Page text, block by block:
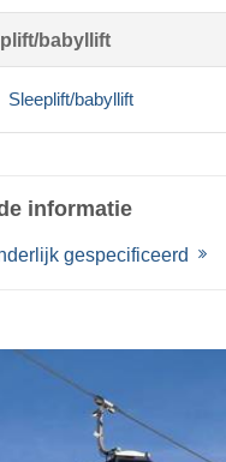
babyllift
Sleeplift/babyllift
informatie
gespecificeerd